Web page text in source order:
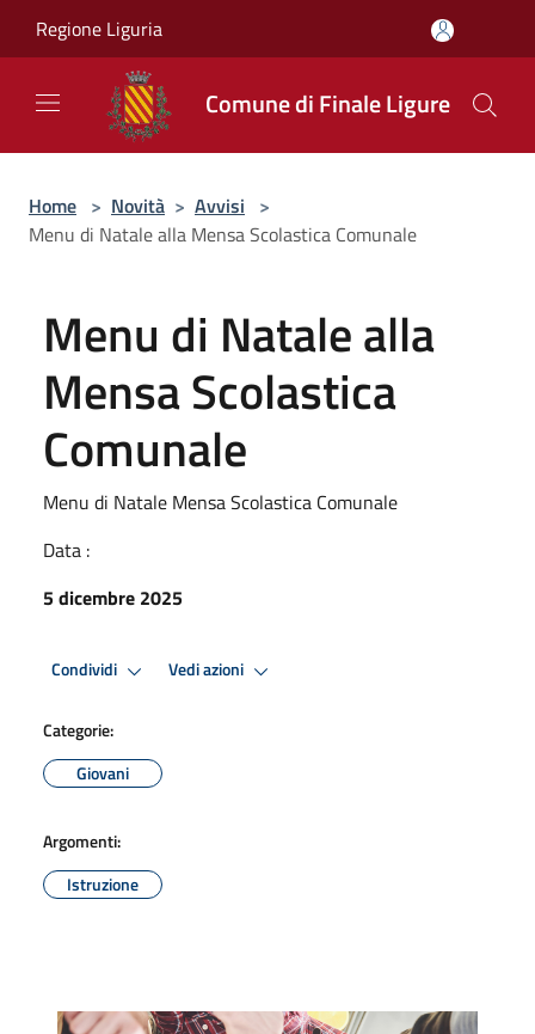
Regione Liguria
Comune di Finale Ligure
Home > Novità > Avvisi >
Menu di Natale alla Mensa Scolastica Comunale
Menu di Natale alla
Mensa Scolastica
Comunale
Menu di Natale Mensa Scolastica Comunale
Data :
5 dicembre 2025
Condividi Vedi azioni
Categorie:
Giovani
Argomenti:
Istruzione